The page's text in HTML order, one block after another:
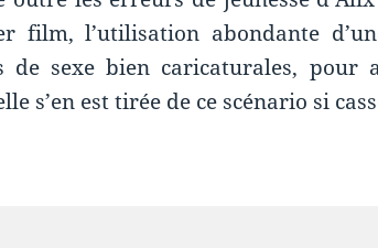
film, l’utilisation abondante
de sexe bien caricaturales, pour
s’en est tirée de ce scénario si